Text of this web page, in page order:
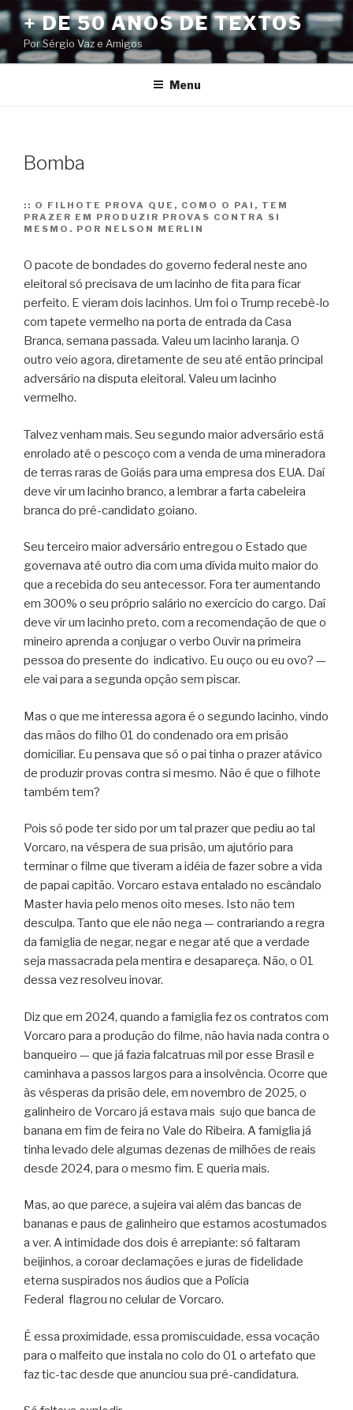
Pular
para
o
conteúdo
+ DE 50 ANOS DE TEXTOS
Por Sérgio Vaz e Amigos
Menu
Bomba
:: O FILHOTE PROVA QUE, COMO O PAI, TEM
PRAZER EM PRODUZIR PROVAS CONTRA SI
MESMO. POR NELSON MERLIN
O pacote de bondades do governo federal neste ano
eleitoral só precisava de um lacinho de fita para ficar
perfeito. E vieram dois lacinhos. Um foi o Trump recebê-lo
com tapete vermelho na porta de entrada da Casa
Branca, semana passada. Valeu um lacinho laranja. O
outro veio agora, diretamente de seu até então principal
adversário na disputa eleitoral. Valeu um lacinho
vermelho.
Talvez venham mais. Seu segundo maior adversário está
enrolado até o pescoço com a venda de uma mineradora
de terras raras de Goiás para uma empresa dos EUA. Daí
deve vir um lacinho branco, a lembrar a farta cabeleira
branca do pré-candidato goiano.
Seu terceiro maior adversário entregou o Estado que
governava até outro dia com uma dívida muito maior do
que a recebida do seu antecessor. Fora ter aumentando
em 300% o seu próprio salário no exercício do cargo. Daí
deve vir um lacinho preto, com a recomendação de que o
mineiro aprenda a conjugar o verbo Ouvir na primeira
pessoa do presente do indicativo. Eu ouço ou eu ovo? —
ele vai para a segunda opção sem piscar.
Mas o que me interessa agora é o segundo lacinho, vindo
das mãos do filho 01 do condenado ora em prisão
domiciliar. Eu pensava que só o pai tinha o prazer atávico
de produzir provas contra si mesmo. Não é que o filhote
também tem?
Pois só pode ter sido por um tal prazer que pediu ao tal
Vorcaro, na véspera de sua prisão, um ajutório para
terminar o filme que tiveram a idéia de fazer sobre a vida
de papai capitão. Vorcaro estava entalado no escândalo
Master havia pelo menos oito meses. Isto não tem
desculpa. Tanto que ele não nega — contrariando a regra
da famiglia de negar, negar e negar até que a verdade
seja massacrada pela mentira e desapareça. Não, o 01
dessa vez resolveu inovar.
Diz que em 2024, quando a famiglia fez os contratos com
Vorcaro para a produção do filme, não havia nada contra o
banqueiro — que já fazia falcatruas mil por esse Brasil e
caminhava a passos largos para a insolvência. Ocorre que
às vésperas da prisão dele, em novembro de 2025, o
galinheiro de Vorcaro já estava mais sujo que banca de
banana em fim de feira no Vale do Ribeira. Afamiglia já
tinha levado dele algumas dezenas de milhões de reais
desde 2024, para o mesmo fim. E queria mais.
Mas, ao que parece, a sujeira vai além das bancas de
bananas e paus de galinheiro que estamos acostumados
a ver. A intimidade dos dois é arrepiante: só faltaram
beijinhos, a coroar declamações e juras de fidelidade
eterna suspirados nos áudios que a Polícia
Federal flagrou no celular de Vorcaro.
É essa proximidade, essa promiscuidade, essa vocação
para o malfeito que instala no colo do 01 o artefato que
faz tic-tac desde que anunciou sua pré-candidatura.